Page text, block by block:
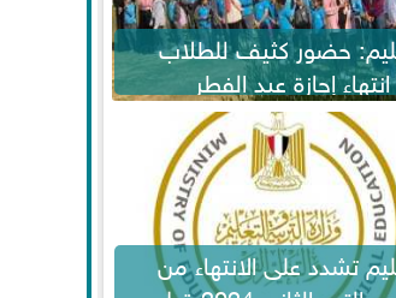
حضور كثيف للطلاب
إجازة عيد الفطر
المناهج
تشدد على الانتهاء من